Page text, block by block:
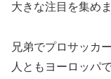
大きな注目を集めま
兄弟でプロサッカ
人ともヨーロッパ